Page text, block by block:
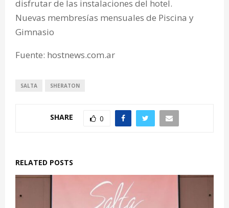
disfrutar de las instalaciones del hotel.
Nuevas membresías mensuales de Piscina y
Gimnasio
Fuente: hostnews.com.ar
SALTA SHERATON
SHARE 0
RELATED POSTS